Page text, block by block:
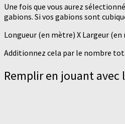
Une fois que vous aurez
gabions. Si vos gabions sont
Longueur (en mètre) X Largeur
Additionnez cela par le nombre
Remplir en jouant avec